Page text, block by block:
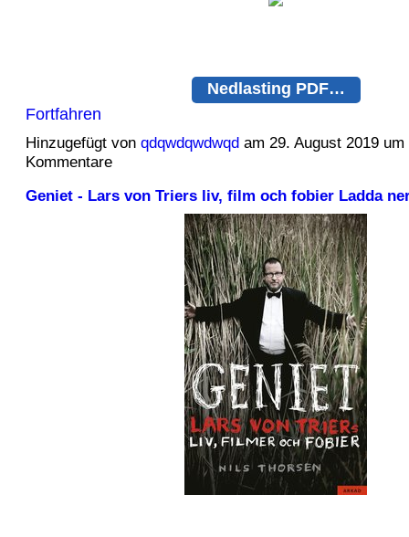
Nedlasting PDF…
Fortfahren
Hinzugefügt von qdqwdqwdwqdam 29. August 2019
Kommentare
Geniet - Lars von Triers liv, film och fobier Ladda